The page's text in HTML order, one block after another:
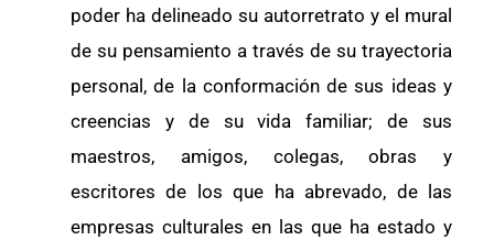
poder ha delineado su autorretrato y el mural
de su pensamiento a través de su trayectoria
personal, de la conformación de sus ideas y
creencias y de su vida familiar; de sus
maestros, amigos, colegas, obras y
escritores de los que ha abrevado, de las
empresas culturales en las que ha estado y